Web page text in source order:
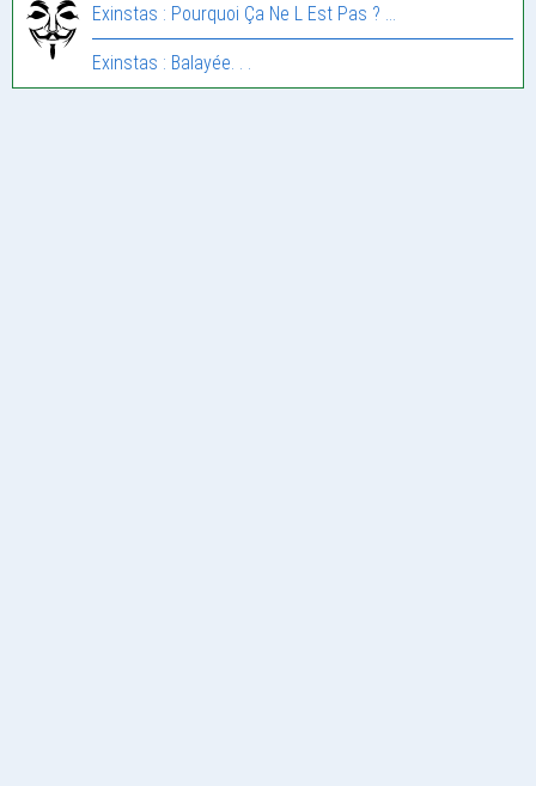
Exinstas : Pourquoi Ça Ne L Est Pas ? …
Exinstas : Balayée. . .